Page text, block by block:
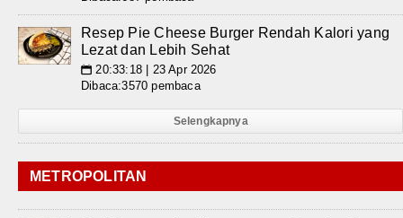
Resep Pie Cheese Burger Rendah Kalori yang
Lezat dan Lebih Sehat
📅 20:33:18 | 23 Apr 2026
Dibaca:3570 pembaca
Selengkapnya
METROPOLITAN